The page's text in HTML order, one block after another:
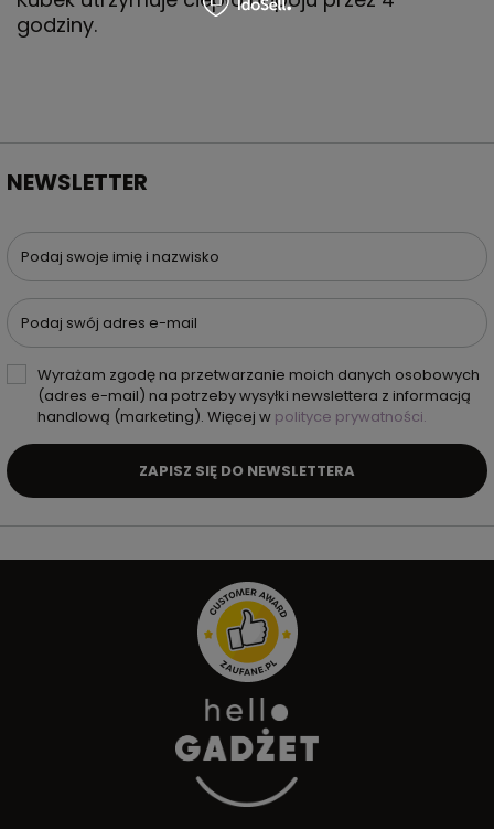
godziny.
NEWSLETTER
Podaj swoje imię i nazwisko
Podaj swój adres e-mail
Wyrażam zgodę na przetwarzanie moich danych osobowych
(adres e-mail) na potrzeby wysyłki newslettera z informacją
handlową (marketing). Więcej w polityce prywatności.
ZAPISZ SIĘ DO NEWSLETTERA